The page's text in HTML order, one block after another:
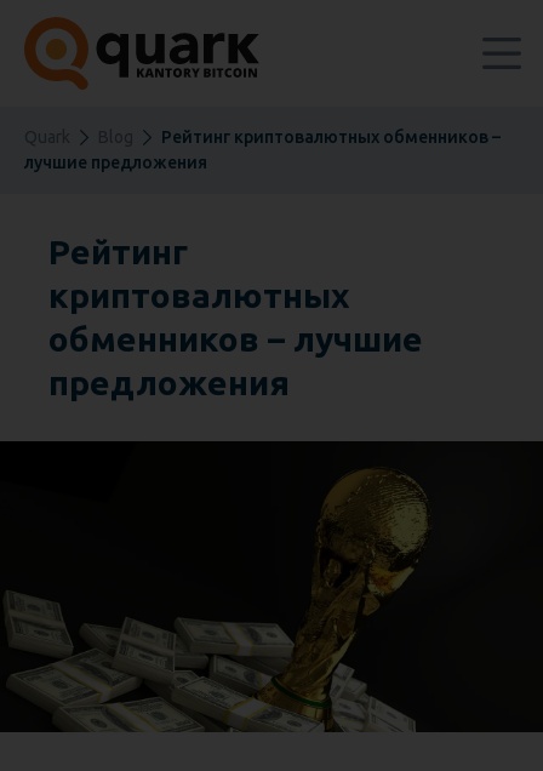
Рейтинг криптовалютных обменников –
лучшие предложения
Рейтинг
криптовалютных
обменников – лучшие
предложения